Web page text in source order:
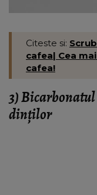
Citeste si:
cafea| Cea
cafea!
3)
dinților